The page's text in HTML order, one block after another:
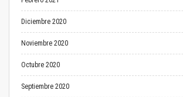
Diciembre 2020
Noviembre 2020
Octubre 2020
Septiembre 2020